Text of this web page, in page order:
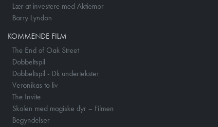
Lær at investere med Aktiemor
Barry Lyndon
KOMMENDE FILM
The End of Oak Street
Dobbeltspil
Dobbeltspil - Dk undertekster
Veronikas to liv
The Invite
Skolen med magiske dyr – Filmen
Begyndelser